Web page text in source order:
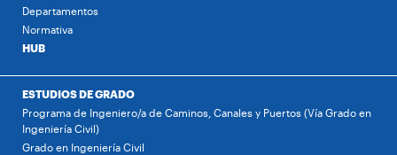
Departamentos
Normativa
HUB
ESTUDIOS DE GRADO
Programa de Ingeniero/a de Caminos, Canales y Puertos (Vía Grado en
Ingeniería Civil)
Grado en Ingeniería Civil